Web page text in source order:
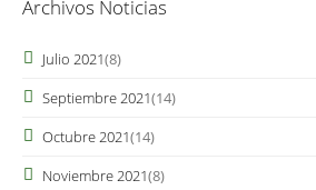
Archivos Noticias
Julio 2021(8)
Septiembre 2021(14)
Octubre 2021(14)
Noviembre 2021(8)